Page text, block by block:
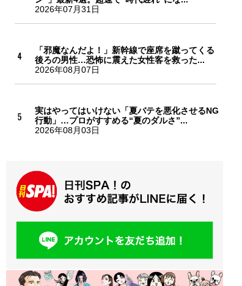
2026年07月31日
「邪魔なんだよ！」新幹線で座席を蹴ってくる
後ろの男性…恐怖に震えた女性客を救った...
2026年08月07日
実はやってはいけない「夏バテを悪化させるNG
行動」…プロがすすめる“夏のダルさ”...
2026年08月03日